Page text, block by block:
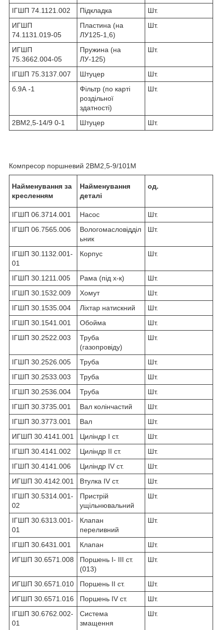
ІГШП 74.1121.002 Підкладка
Шт.
ИГШП
74.1131.019-05
Пластина (на
ЛУ125-1,6)
Шт.
ИГШП
75.3662.004-05
Пружина (на
ЛУ-125)
Шт.
ІГШП 75.3137.007 Штуцер
Шт.
б.9А -1
Фільтр (по карті
роздільної
здатності)
Шт.
2ВМ2,5-14/9 0-1 Штуцер Шт.
Компресор поршневий 2ВМ2,5-9/101М
Найменування за
кресленням
Найменування
деталі
од.
ІГШП 06.3714.001 Насос
Шт.
ІГШП 06.7565.006
Вологомасловідділ
ьник
Шт.
ІГШП 30.1132.001-
01
Корпус Шт.
ІГШП 30.1211.005 Рама (під х-к)
Шт.
ІГШП 30.1532.009
Хомут
Шт.
ІГШП 30.1535.004
Ліхтар натискний
Шт.
ІГШП 30.1541.001
Обойма
Шт.
ІГШП 30.2522.003
Труба
(газопровіду)
Шт.
ІГШП 30.2526.005 Труба
Шт.
ІГШП 30.2533.003
Труба
Шт.
ІГШП 30.2536.004
Труба
Шт.
ІГШП 30.3735.001
Вал колінчастий
Шт.
ІГШП 30.3773.001
Вал
Шт.
ИГШП 30.4141.001
Циліндр I ст.
Шт.
ІГШП 30.4141.002
Циліндр II ст.
Шт.
ІГШП 30.4141.006
Циліндр IV ст.
Шт.
ИГШП 30.4142.001
Втулка IV ст.
Шт.
ІГШП 30.5314.001-
02
Пристрій
ущільнювальний
Шт.
ІГШП 30.6313.001-
01
Клапан
переливний
Шт.
ІГШП 30.6431.001 Клапан
Шт.
ИГШП 30.6571.008
Поршень I- III ст.
(013)
Шт.
ИГШП 30.6571.010 Поршень II ст.
Шт.
ИГШП 30.6571.016
Поршень IV ст.
Шт.
ІГШП 30.6762.002-
01
Система
змащення
Шт.